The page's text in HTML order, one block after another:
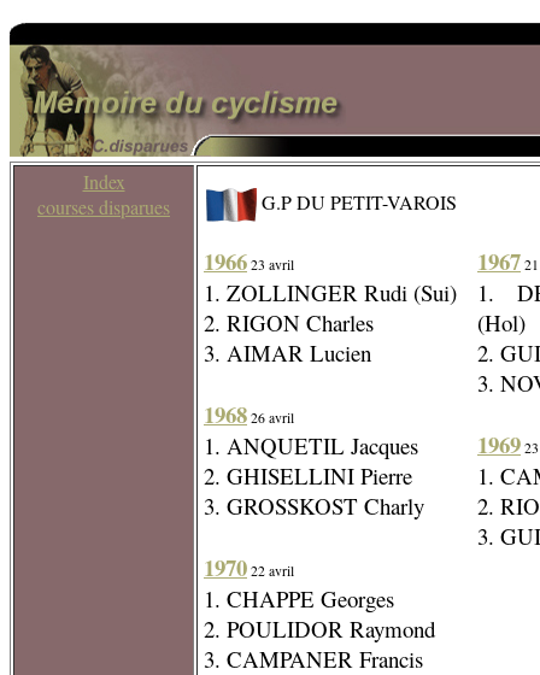
Index
courses disparues
G.P DU PETIT-VAROIS
1966 23 avril
1. ZOLLINGER Rudi (Sui)
2. RIGON Charles
3. AIMAR Lucien
1968 26 avril
1. ANQUETIL Jacques
2. GHISELLINI Pierre
3. GROSSKOST Charly
1970 22 avril
1. CHAPPE Georges
2. POULIDOR Raymond
3. CAMPANER Francis
1967
1.
(Hol)
2.
3.
1969
1.
2.
3.